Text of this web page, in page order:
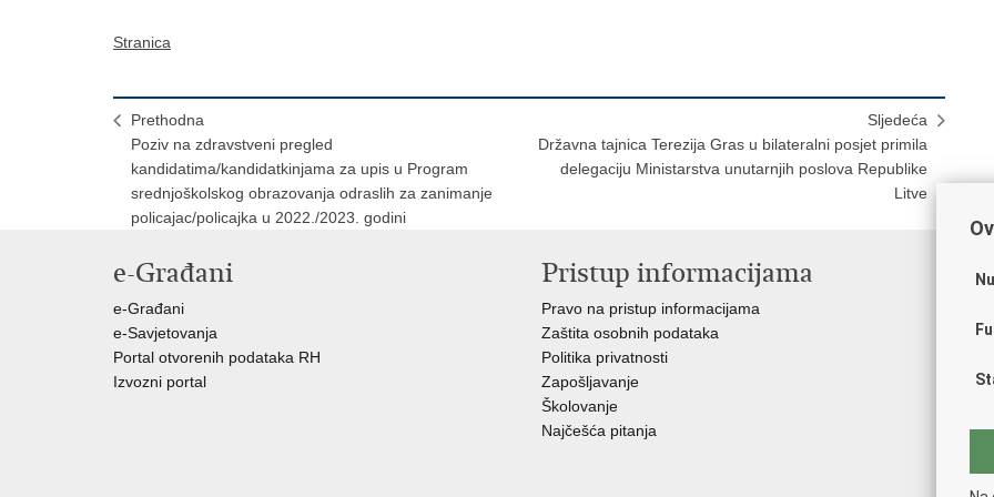
Stranica
Prethodna
Poziv na zdravstveni pregled
kandidatima/kandidatkinjama za upis u Program
srednjoškolskog obrazovanja odraslih za zanimanje
policajac/policajka u 2022./2023. godini
Sljedeća
Državna tajnica Terezija Gras u bilateralni posjet primila
delegaciju Ministarstva unutarnjih poslova Republike
Litve
e-Građani
e-Građani
e-Savjetovanja
Portal otvorenih podataka RH
Izvozni portal
Pristup informacijama
Pravo na pristup informacijama
Zaštita osobnih podataka
Politika privatnosti
Zapošljavanje
Školovanje
Najčešća pitanja